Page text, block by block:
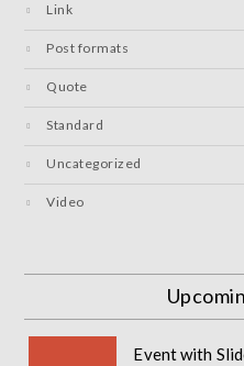
Link
Post formats
Quote
Standard
Uncategorized
Video
Event with